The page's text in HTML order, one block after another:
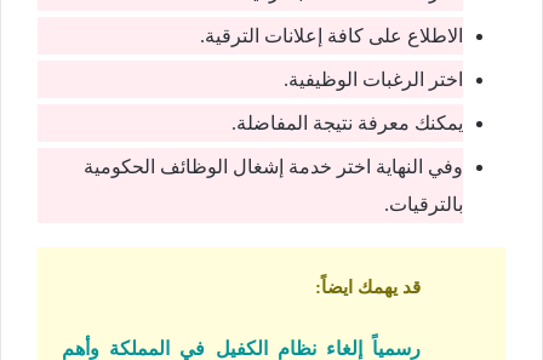
الاطلاع على كافة إعلانات الترقية.
اختر الرغبات الوظيفية.
يمكنك معرفة نتيجة المفاضلة.
وفي النهاية اختر خدمة إشغال الوظائف الحكومية
بالترقيات.
قد يهمك ايضاً:
رسمياً إلغاء نظام الكفيل في المملكة وأهم